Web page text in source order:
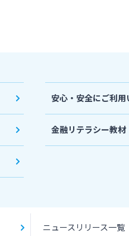
安心・安全にご利
金融リテラシー教材
ニュースリリース一覧